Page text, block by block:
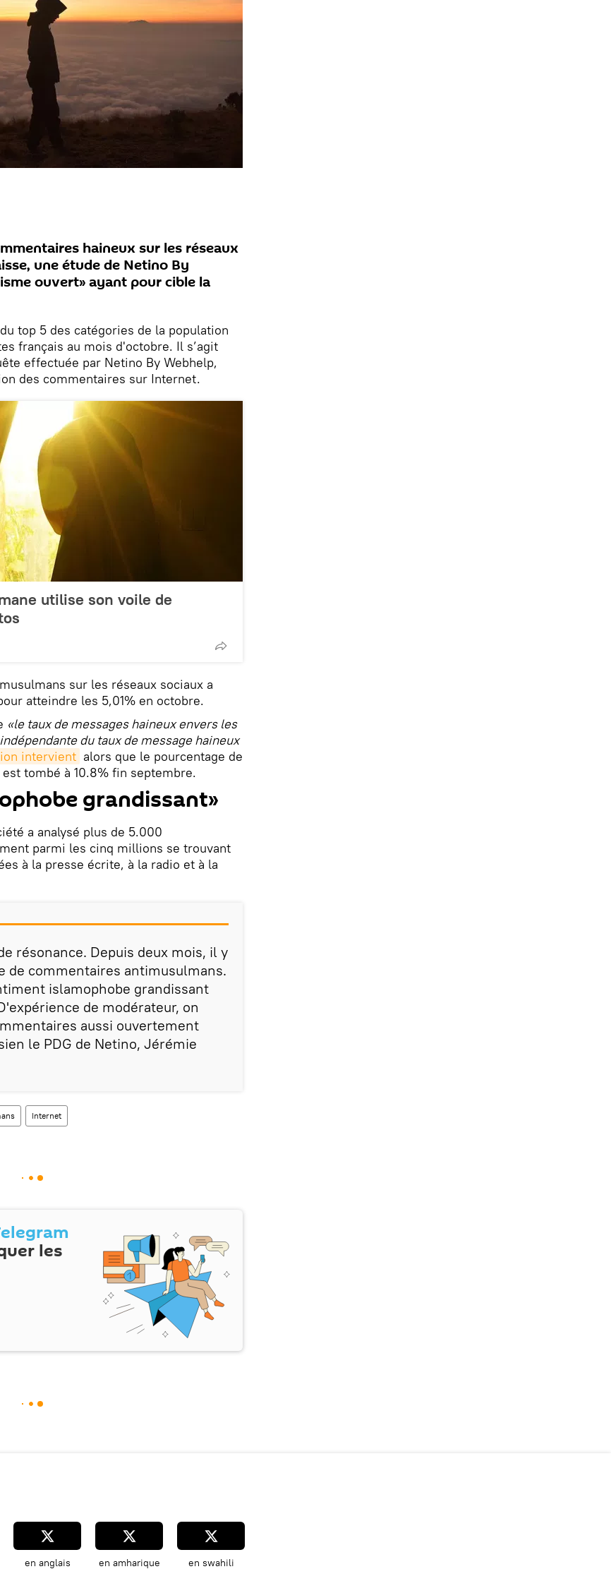
haineux sur les réseaux
une étude de Netino By
ouvert» ayant pour cible la
top 5 des catégories de la population
français au mois d'octobre. Il s’agit
effectuée par Netino By Webhelp,
des commentaires sur Internet.
utilise son voile de
sur les réseaux sociaux a
atteindre les 5,01% en octobre.
«le taux de messages haineux envers les
du taux de message haineux
intervient alors que le pourcentage de
tombé à 10.8% fin septembre.
grandissant»
a analysé plus de 5.000
parmi les cinq millions se trouvant
à la presse écrite, à la radio et à la
résonance. Depuis deux mois, il y
de commentaires antimusulmans.
islamophobe grandissant
de modérateur, on
aussi ouvertement
le PDG de Netino, Jérémie
Internet
les
en anglais en amharique en swahili